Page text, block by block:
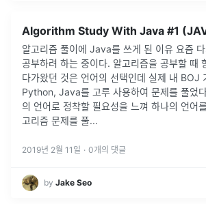
Algorithm Study With Java #1
알고리즘 풀이에 Java를 쓰게 된 이유 요즘
공부하려 하는 중이다. 알고리즘을 공부할 때
다가왔던 것은 언어의 선택인데 실제 내 BOJ
Python, Java를 고루 사용하여 문제를 풀었
의 언어로 정착할 필요성을 느껴 하나의 언어
고리즘 문제를 풀...
2019년 2월 11일 · 0개의 댓글
by Jake Seo